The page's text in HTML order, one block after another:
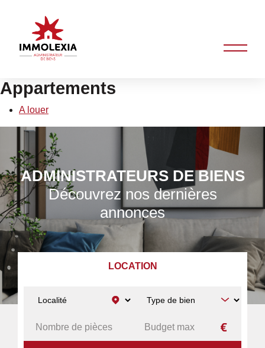
Appartements
A louer
ADMINISTRATEURS DE BIENS
Découvrez nos dernières
annonces
LOCATION